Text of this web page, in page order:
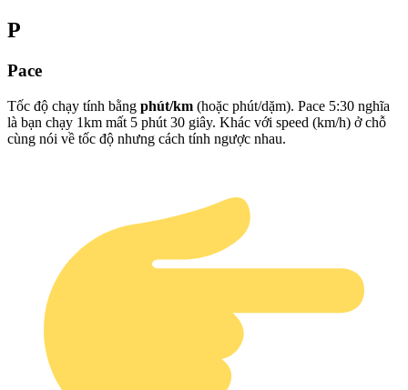
P
Pace
Tốc độ chạy tính bằng phút/km (hoặc phút/dặm). Pace 5:30 nghĩa
là bạn chạy 1km mất 5 phút 30 giây. Khác với speed (km/h) ở chỗ
cùng nói về tốc độ nhưng cách tính ngược nhau.